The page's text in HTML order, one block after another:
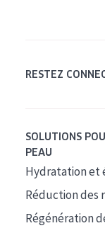
RESTEZ
SOLUTIONS
PEAU
Hydratation et
Réduction des
Régénération